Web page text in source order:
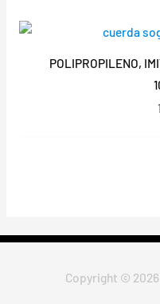
POLIPROPILENO,
Copyright ©